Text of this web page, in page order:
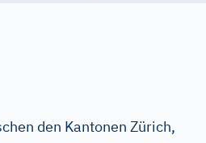
den Kantonen Zürich,